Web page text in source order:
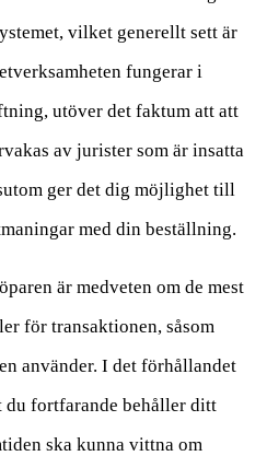
vilket generellt sett är
fungerar i
utöver det faktum att att
av jurister som är insatta
ger det dig möjlighet till
med din beställning.
är medveten om de mest
för transaktionen, såsom
använder. I det förhållandet
du fortfarande behåller ditt
ska kunna vittna om